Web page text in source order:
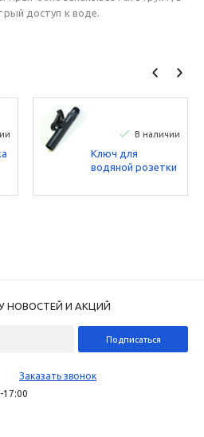
доступ к воде.
В наличии
Ключ для
водяной розетки
НОВОСТЕЙ И АКЦИЙ
Заказать звонок
17:00